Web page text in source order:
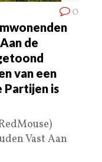
0
de
van een
Partijen is
Vast Aan